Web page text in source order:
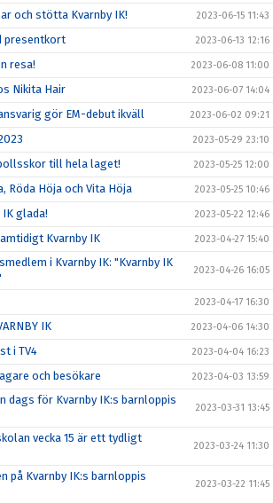
och stötta Kvarnby IK! 2023-06-15 11:43
presentkort 2023-06-13 12:16
resa! 2023-06-08 11:00
Nikita Hair 2023-06-07 14:04
gör EM-debut ikväll 2023-06-02 09:21
2023-05-29 23:10
till hela laget! 2023-05-25 12:00
Röda Höja och Vita Höja 2023-05-25 10:46
glada! 2023-05-22 12:46
Kvarnby IK 2023-04-27 15:40
i Kvarnby IK: "Kvarnby IK
2023-04-26 16:05
2023-04-17 16:30
IK 2023-04-06 14:30
i TV4 2023-04-04 16:23
och besökare 2023-04-03 13:59
dags för Kvarnby IK:s barnloppis
2023-03-31 13:45
vecka 15 är ett tydligt
2023-03-24 11:30
på Kvarnby IK:s barnloppis
2023-03-22 11:45